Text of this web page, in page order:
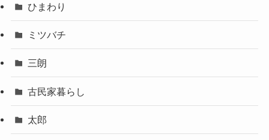
ひまわり
ミツバチ
三朗
古民家暮らし
太郎